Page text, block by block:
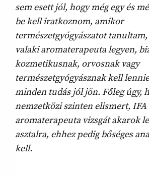
sem esett jól, hogy még egy és
be kell iratkoznom, amikor
természetgyógyászatot
valaki aromaterapeuta legyen,
kozmetikusnak, orvosnak vagy
természetgyógyásznak kell
minden tudás jól jön. Főleg úgy,
nemzetközi szinten elismert, IFA
aromaterapeuta vizsgát akarok
asztalra, ehhez pedig bőséges
kell.